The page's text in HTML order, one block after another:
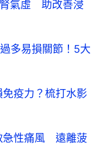
腎氣虛 助改善浸
多易損關節！5大
免疫力？梳打水影
急性痛風 遠離菠